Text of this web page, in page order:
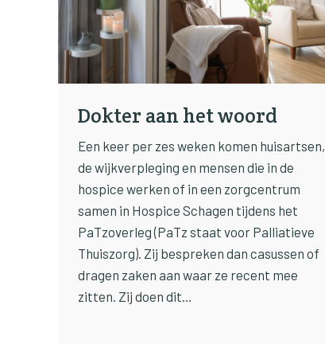
Dokter aan het woord
Een keer per zes weken komen huisartsen,
de wijkverpleging en mensen die in de
hospice werken of in een zorgcentrum
samen in Hospice Schagen tijdens het
PaTzoverleg (PaTz staat voor Palliatieve
Thuiszorg). Zij bespreken dan casussen of
dragen zaken aan waar ze recent mee
zitten. Zij doen dit…